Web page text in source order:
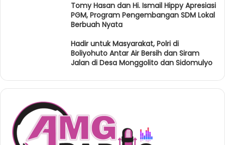
Tomy Hasan dan Hi. Ismail Hippy Apresiasi
PGM, Program Pengembangan SDM Lokal
Berbuah Nyata
Hadir untuk Masyarakat, Polri di
Boliyohuto Antar Air Bersih dan Siram
Jalan di Desa Monggolito dan Sidomulyo